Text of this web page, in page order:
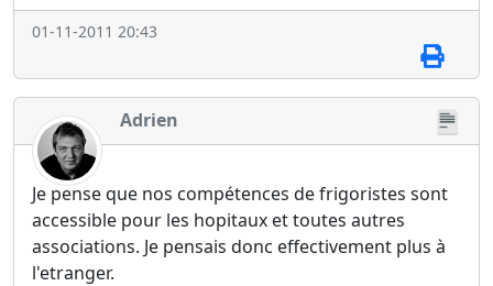
01-11-2011 20:43
Adrien
Je pense que nos compétences de frigoristes sont
accessible pour les hopitaux et toutes autres
associations. Je pensais donc effectivement plus à
l'etranger.